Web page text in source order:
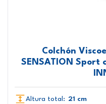
Colchón
SENSATION Sport
Altura total: 21 cm